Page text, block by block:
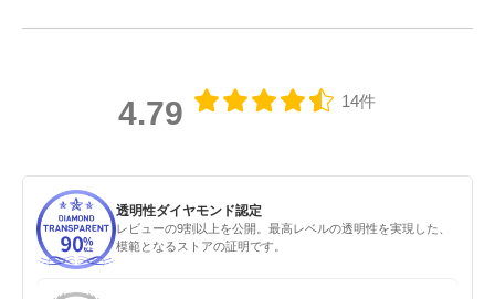
4.79 14件
透明性ダイヤモンド認定
レビューの9割以上を公開。最高レベルの透明性を実現した、
模範となるストアの証明です。